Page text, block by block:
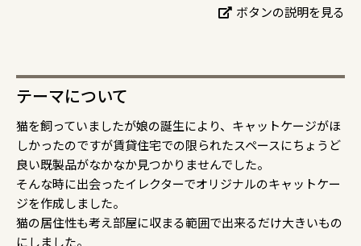
ボタンの説明を見る
テーマについて
猫を飼っていましたが娘の誕生により、キャットケージがほ
しかったのですが賃貸住宅での限られたスペースにちょうど
良い既製品がなかなか見つかりませんでした。
そんな時に出会ったイレクターでオリジナルのキャットケー
ジを作成しました。
猫の居住性も考え部屋に収まる範囲で出来るだけ大きいもの
にしました。